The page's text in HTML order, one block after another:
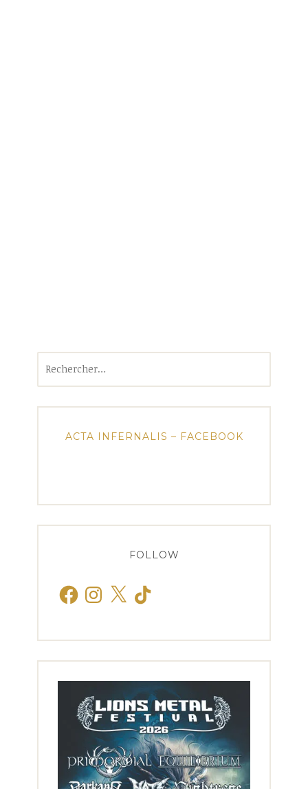
ACTA INFERNALIS – FACEBOOK
FOLLOW
FacebookInstagram
X TikTok